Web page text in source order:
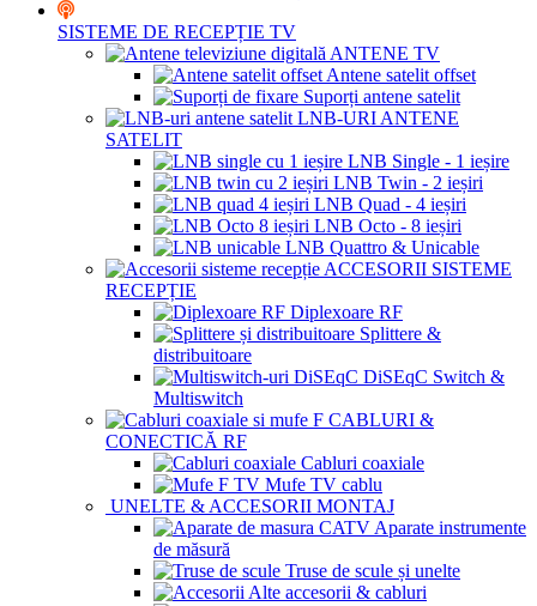
SISTEME DE RECEPȚIE TV
ANTENE TV
Antene satelit offset
Suporți antene satelit
LNB-URI ANTENE
SATELIT
LNB Single - 1 ieșire
LNB Twin - 2 ieșiri
LNB Quad - 4 ieșiri
LNB Octo - 8 ieșiri
LNB Quattro & Unicable
ACCESORII SISTEME
RECEPȚIE
Diplexoare RF
Splittere &
distribuitoare
DiSEqC Switch &
Multiswitch
CABLURI &
CONECTICĂ RF
Cabluri coaxiale
Mufe TV cablu
UNELTE & ACCESORII MONTAJ
Aparate instrumente
de măsură
Truse de scule și unelte
Alte accesorii & cabluri